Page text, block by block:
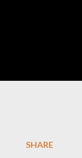
SHARE